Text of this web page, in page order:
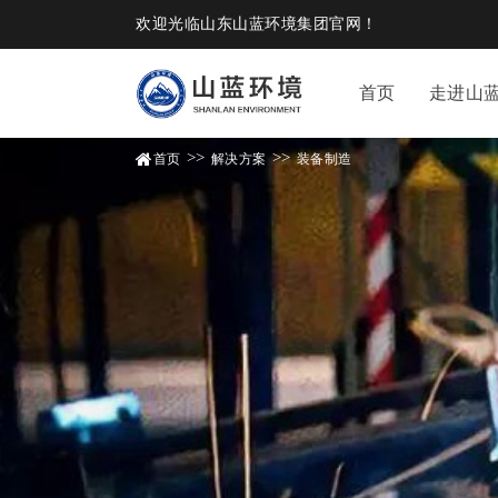
欢迎光临山东山蓝环境集团官网！
首页 走进山
首页 >> 解决方案 >> 装备制造